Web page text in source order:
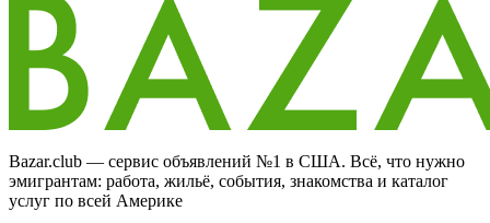
Bazar.club — сервис объявлений №1 в США. Всё, что нужно
эмигрантам: работа, жильё, события, знакомства и каталог
услуг по всей Америке